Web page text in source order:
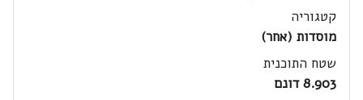
קטגוריה
מוסדות (אחר)
שטח התוכנית
8.903 דונם